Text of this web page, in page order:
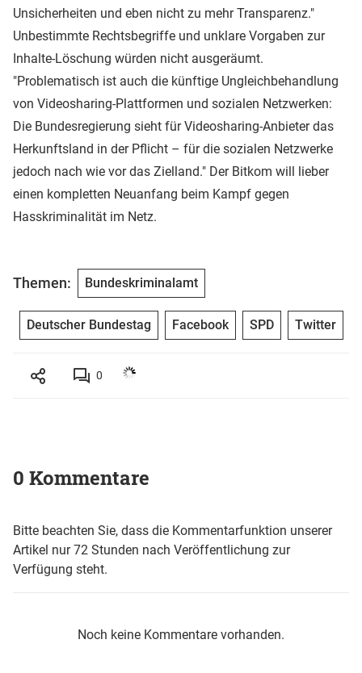
Unsicherheiten und eben nicht zu mehr Transparenz."
Unbestimmte Rechtsbegriffe und unklare Vorgaben zur
Inhalte-Löschung würden nicht ausgeräumt.
"Problematisch ist auch die künftige Ungleichbehandlung
von Videosharing-Plattformen und sozialen Netzwerken:
Die Bundesregierung sieht für Videosharing-Anbieter das
Herkunftsland in der Pflicht – für die sozialen Netzwerke
jedoch nach wie vor das Zielland." Der Bitkom will lieber
einen kompletten Neuanfang beim Kampf gegen
Hasskriminalität im Netz.
Themen: Bundeskriminalamt
Deutscher Bundestag Facebook SPD Twitter
0
0 Kommentare
Bitte beachten Sie, dass die Kommentarfunktion unserer
Artikel nur 72 Stunden nach Veröffentlichung zur
Verfügung steht.
Noch keine Kommentare vorhanden.